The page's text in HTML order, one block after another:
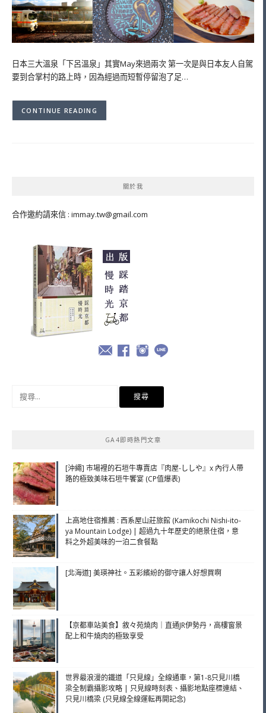
日本三大溫泉「下呂溫泉」其實May來過兩次 第一次是與日本友人自駕
要到合掌村的路上時，因為經過而短暫停留泡了足…
CONTINUE READING
關於我
合作邀約請來信 : immay.tw@gmail.com
GA4即時熱門文章
[沖繩] 市場裡的石垣牛專賣店『肉屋-ししや』x 內行人帶
路的極致美味石垣牛饗宴 (CP值爆表)
上高地住宿推薦 : 西系屋山莊旅館 (Kamikochi Nishi-ito-
ya Mountain Lodge) | 超過九十年歷史的絕景住宿，意
料之外超美味的一泊二食餐點
[北海道] 美瑛神社。五彩繽紛的御守讓人好想買啊
【京都車站美食】敘々苑燒肉｜直通JR伊勢丹，高樓窗景
配上和牛燒肉的極致享受
世界最浪漫的鐵道「只見線」全線通車，第1-8只見川橋
梁全制霸攝影攻略 | 只見線時刻表、攝影地點座標連結、
只見川橋梁 (只見線全線運転再開記念)